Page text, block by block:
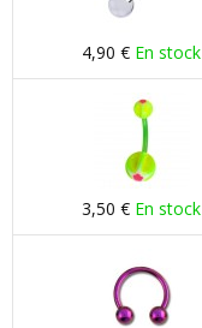
4,90 € En stock
3,50 € En stock